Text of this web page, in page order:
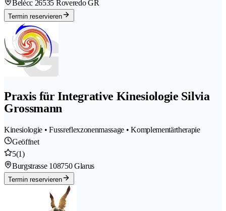
Belécc 26535 Roveredo GR
Termin reservieren
Praxis für Integrative Kinesiologie Silvia
Grossmann
Kinesiologie • Fussreflexzonenmassage • Komplementärtherapie
Geöffnet
5(1)
Burgstrasse 108750 Glarus
Termin reservieren